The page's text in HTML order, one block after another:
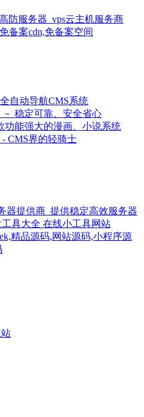
防服务器_vps云主机服务商
备案cdn,免备案空间
自动导航CMS系统
稳定可靠、安全省心
功能强大的漫画、小说系统
CMS界的轻骑士
器提供商_提供稳定高效服务器
具大全 在线小工具网站
精品源码,网站源码,小程序源